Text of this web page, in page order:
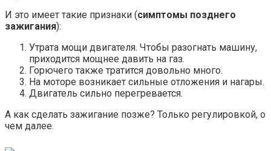
И это имеет такие признаки (симптомы позднего
зажигания):
Утрата мощи двигателя. Чтобы разогнать машину,
приходится мощнее давить на газ.
Горючего также тратится довольно много.
На моторе возникает сильные отложения и нагары.
Двигатель сильно перегревается.
А как сделать зажигание позже? Только регулировкой, о
чем далее.